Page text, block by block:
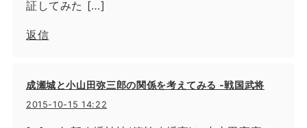
証してみた […]
返信
成瀬城と小山田弥三郎の関係を考えてみる -戦国武将
2015-10-15 14:22